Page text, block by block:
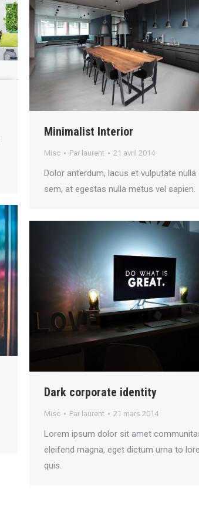
Minimalist Interior
Misc Par laurent 21 avril 2014
Dolor anterdum, lacus et vulputate
sem, at egestas nulla metus vel sapien.
Dark corporate identity
Misc Par laurent 21 mars 2014
Lorem ipsum dolor sit amet
eleifend magna, eget dictum urna to
quis.